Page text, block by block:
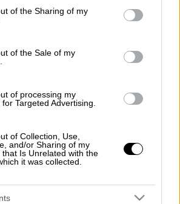
or usage behaviour. You may click to
to Google and its third-party tags to
specified purposes in below Google
of the Sharing of my
of the Sale of my
of processing my
Targeted Advertising.
of Collection, Use,
and/or Sharing of my
that Is Unrelated with the
it was collected.
γενικός διευθυντής των
τιμωρήθηκε με απαγόρευση
γήπεδα για 1 μήνα, αλλά και
των20.000 ευρώ
ΚΑΕ
γήπεδα για τον επόμενο
να πληρώσει το πρόστιμο
.
18:00